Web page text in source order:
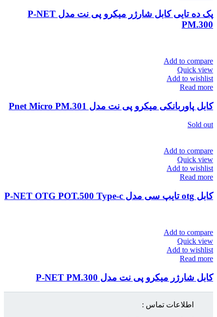
پک ده تایی کابل شارژر میکرو پی نت مدل P-NET
PM.300
Add to compare
Quick view
Add to wishlist
Read more
کابل پاوربانکی میکرو پی نت مدل Pnet Micro PM.301
Sold out
Add to compare
Quick view
Add to wishlist
Read more
کابل otg تایپ سی مدل P-NET OTG POT.500 Type-c
Add to compare
Quick view
Add to wishlist
Read more
کابل شارژر میکرو پی نت مدل P-NET PM.300
اطلاعات تماس :